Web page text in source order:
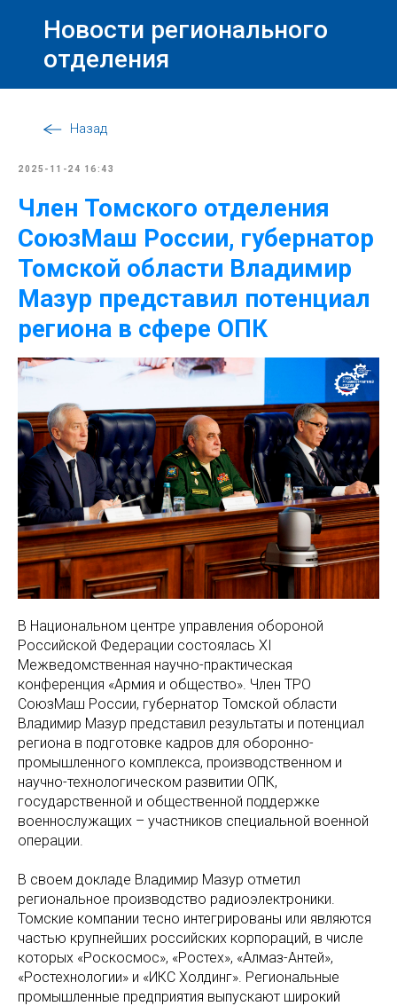
Новости регионального
отделения
Назад
2025-11-24 16:43
Член Томского отделения
СоюзМаш России, губернатор
Томской области Владимир
Мазур представил потенциал
региона в сфере ОПК
В Национальном центре управления обороной
Российской Федерации состоялась XI
Межведомственная научно-практическая
конференция «Армия и общество». Член ТРО
СоюзМаш России, губернатор Томской области
Владимир Мазур представил результаты и потенциал
региона в подготовке кадров для оборонно-
промышленного комплекса, производственном и
научно-технологическом развитии ОПК,
государственной и общественной поддержке
военнослужащих – участников специальной военной
операции.
В своем докладе Владимир Мазур отметил
региональное производство радиоэлектроники.
Томские компании тесно интегрированы или являются
частью крупнейших российских корпораций, в числе
которых «Роскосмос», «Ростех», «Алмаз-Антей»,
«Ростехнологии» и «ИКС Холдинг». Региональные
промышленные предприятия выпускают широкий